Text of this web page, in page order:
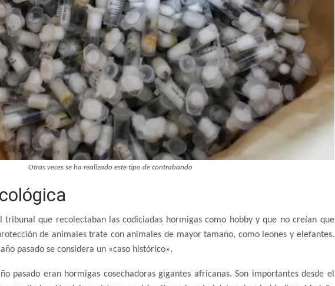
Otras veces se ha realizado este tipo de contrabando
tribunal que recolectaban las codiciadas hormigas como hobby y que no creían que
de animales trate con animales de mayor tamaño, como leones y elefantes.
pasado se considera un «caso histórico».
pasado eran hormigas cosechadoras gigantes africanas. Son importantes desde el